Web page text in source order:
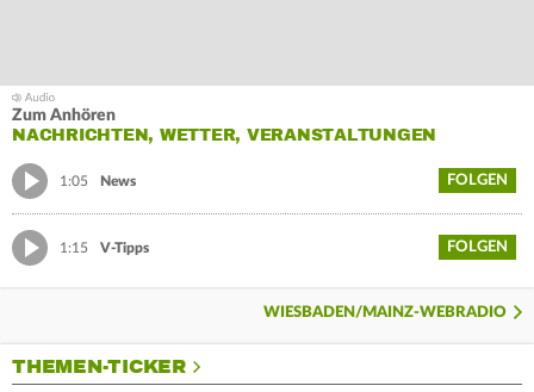
Zum Anhören
NACHRICHTEN, WETTER, VERANSTALTUNGEN
1:05 News FOLGEN
1:15 V-Tipps FOLGEN
WIESBADEN/MAINZ-WEBRADIO
THEMEN-TICKER